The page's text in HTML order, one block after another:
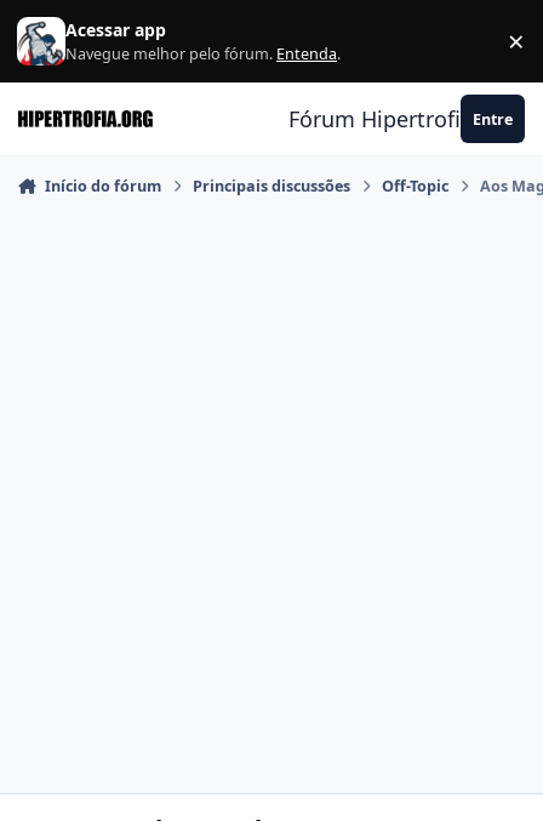
Ir para conteúdo
Acessar app
Navegue melhor pelo fórum. Entenda. ×
Fórum Hipertrofia.org
Entre
Início do fórum Principais discussões Off-Topic Aos